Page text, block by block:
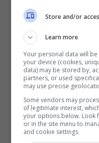
errore di
regionale.
Sul mare, la
Trump dice che
costo”; laCasa
più caute. Sono
pubblici diversi: chi
chi teme
Store and/or
Learn more
Your personal data will
your device (cookies,
data) may be stored by,
partners, or used
may use precise
Some vendors may
of legitimate interest,
your options below. Look
or in the site menu to
and cookie settings.